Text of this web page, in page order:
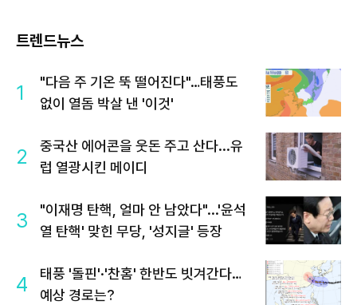
트렌드뉴스
1
"다음 주 기온 뚝 떨어진다"…태풍도
없이 열돔 박살 낸 '이것'
2
중국산 에어콘을 웃돈 주고 산다...유
럽 열광시킨 메이디
3
"이재명 탄핵, 얼마 안 남았다"...'윤석
열 탄핵' 맞힌 무당, '성지글' 등장
4
태풍 '돌핀'·'찬홈' 한반도 빗겨간다…
예상 경로는?